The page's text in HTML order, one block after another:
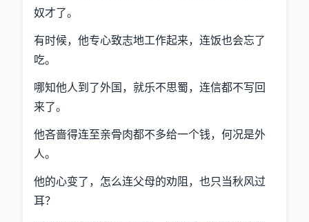
奴才了。
有时候，他专心致志地工作起来，连饭也会忘了
吃。
哪知他人到了外国，就乐不思蜀，连信都不写回
来了。
他吝啬得连至亲骨肉都不多给一个钱，何况是外
人。
他的心变了，怎么连父母的劝阻，也只当秋风过
耳？